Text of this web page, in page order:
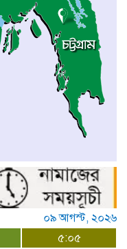
০৯ আগস্ট, ২০২৬
৫:০৫